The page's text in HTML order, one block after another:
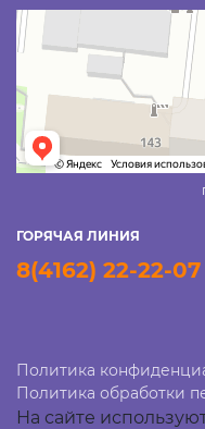
ГОРЯЧАЯ ЛИНИЯ
8(4162) 22-22-07
Политика
Политика обработки
На сайте